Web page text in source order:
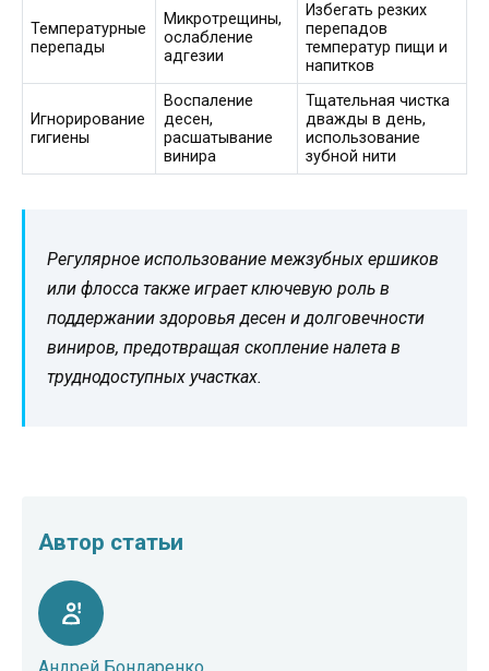
Температурные
перепады
Микротрещины,
ослабление
адгезии
Избегать резких
перепадов
температур пищи и
напитков
Игнорирование
гигиены
Воспаление
десен,
расшатывание
винира
Тщательная чистка
дважды в день,
использование
зубной нити
Регулярное использование межзубных ершиков
или флосса также играет ключевую роль в
поддержании здоровья десен и долговечности
виниров, предотвращая скопление налета в
труднодоступных участках.
Автор статьи